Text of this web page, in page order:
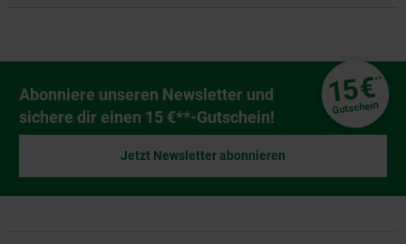
Newsletter Anmeldung
Abonniere unseren Newsletter und
sichere dir einen 15 €**-Gutschein!
15€**
Gutschein
Jetzt Newsletter abonnieren